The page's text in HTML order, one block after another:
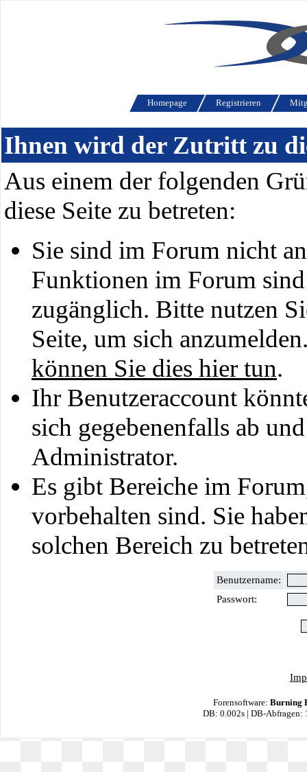
Homepage Registrieren
Ihnen wird der Zutritt zu
Aus einem der folgenden
diese Seite zu betreten:
Sie sind im Forum nicht
Funktionen im Forum
zugänglich. Bitte nutzen
Seite, um sich
können Sie dies hier tun.
Ihr Benutzeraccount
sich gegebenenfalls ab
Administrator.
Es gibt Bereiche im
vorbehalten sind. Sie
solchen Bereich zu
Benutzername:
Passwort:
Forensoftware: Burning
DB: 0.002s | DB-Abfragen: